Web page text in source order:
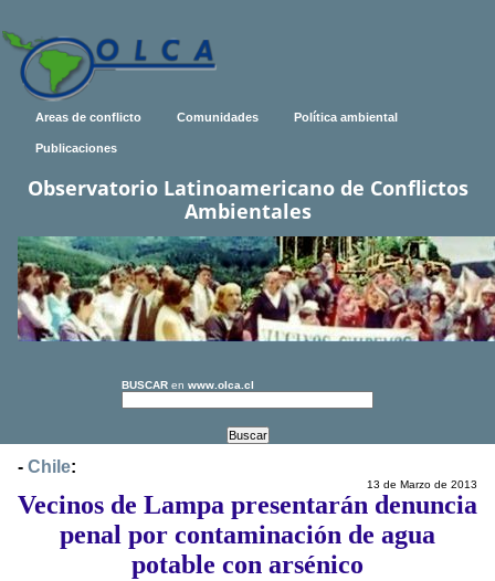
Areas de conflicto Comunidades Política ambiental
Publicaciones
Observatorio Latinoamericano de Conflictos
Ambientales
BUSCAR en www.olca.cl
- Chile:
13 de Marzo de 2013
Vecinos de Lampa presentarán denuncia
penal por contaminación de agua
potable con arsénico